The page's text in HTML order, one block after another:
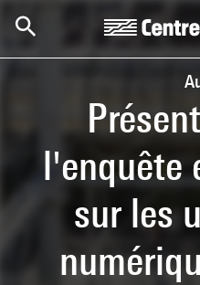
l'enquête
sur les